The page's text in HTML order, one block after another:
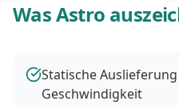
Was Astro
Statische
Geschwindigkeit